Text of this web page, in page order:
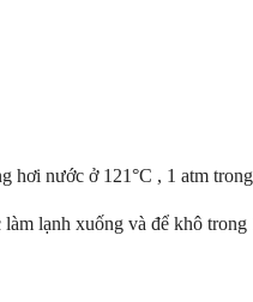
hơi nước ở 121°C , 1 atm
lạnh xuống và để khô trong